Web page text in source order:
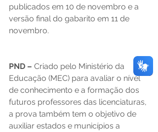
publicados em 10 de novembro e a
versão final do gabarito em 11 de
novembro.
PND – Criado pelo Ministério da
Educação (MEC) para avaliar o nível
de conhecimento e a formação dos
futuros professores das licenciaturas,
a prova também tem o objetivo de
auxiliar estados e municípios a